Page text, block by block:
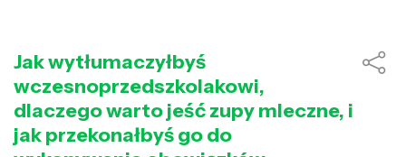
Jak wytłumaczyłbyś
wczesnoprzedszkolakowi,
dlaczego warto jeść zupy mleczne, i
jak przekonałbyś go do